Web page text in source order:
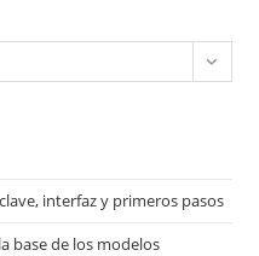
interfaz y primeros pasos
base de los modelos